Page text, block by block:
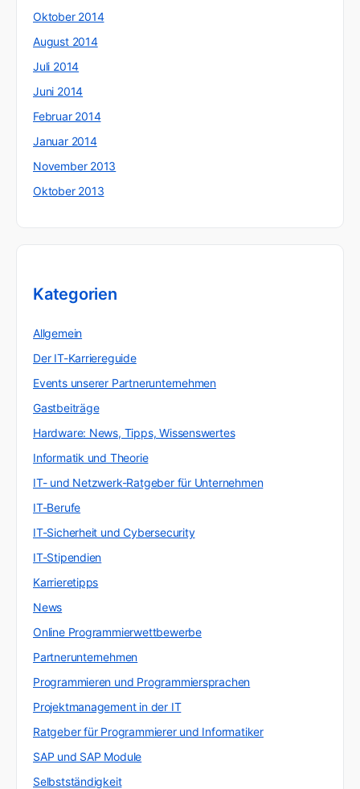
Oktober 2014
August 2014
Juli 2014
Juni 2014
Februar 2014
Januar 2014
November 2013
Oktober 2013
Kategorien
Allgemein
Der IT-Karriereguide
Events unserer Partnerunternehmen
Gastbeiträge
Hardware: News, Tipps, Wissenswertes
Informatik und Theorie
IT- und Netzwerk-Ratgeber für Unternehmen
IT-Berufe
IT-Sicherheit und Cybersecurity
IT-Stipendien
Karrieretipps
News
Online Programmierwettbewerbe
Partnerunternehmen
Programmieren und Programmiersprachen
Projektmanagement in der IT
Ratgeber für Programmierer und Informatiker
SAP und SAP Module
Selbstständigkeit